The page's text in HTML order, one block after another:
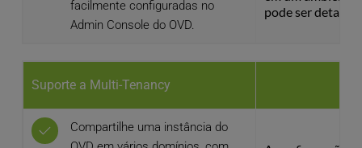
facilmente configuradas no
Admin Console do OVD.
pode ser
Suporte a Multi-Tenancy
Compartilhe uma instância do